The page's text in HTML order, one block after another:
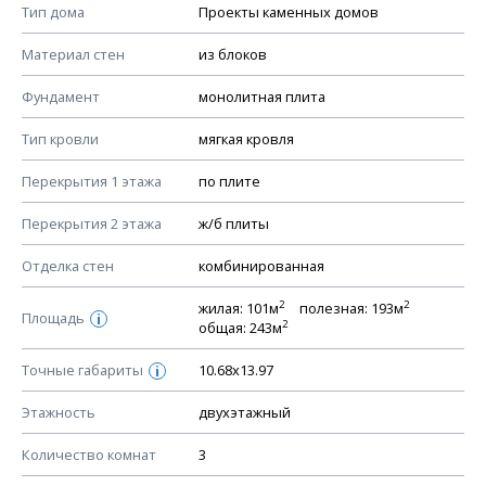
Тип дома Проекты каменных домов
Материал стен из блоков
Фундамент монолитная плита
Тип кровли мягкая кровля
Перекрытия 1 этажа по плите
Перекрытия 2 этажа ж/б плиты
Отделка стен комбинированная
Площадь i
жилая: 101м2 полезная: 193м2
общая: 243м2
Точные габариты i 10.68х13.97
Этажность двухэтажный
Количество комнат 3
Смотрите советы по выбору материала в нашем
КОНСТРУКТИВНЫЕ РЕШЕНИЯ (КР)
Ведомость рабочих чертежей основного комплекта КР
План фундамента
Устройство фундамента, спецификация материалов
Планы перекрытий этажей, спецификация элементов
Устройство перекрытий
Устройство стен
Спецификация материалов стен
Схема расположения лаг чердака (если есть)
Схема расположения элементов стропил
Спецификация элементов стропил
Устройство стропильной системы
Узлы устройства кровли